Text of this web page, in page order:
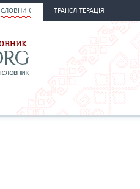
СЛОВНИК ТРАНСЛІТЕРАЦІЯ